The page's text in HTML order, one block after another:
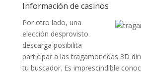
Información de casinos
Por otro lado, una
elección desprovisto
descarga posibilita
participar a las tragamonedas 3D
tu buscador. Es imprescindible